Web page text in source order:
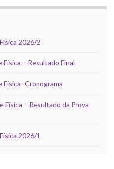
2026/2
Física – Resultado Final
Física- Cronograma
Física – Resultado da Prova
2026/1